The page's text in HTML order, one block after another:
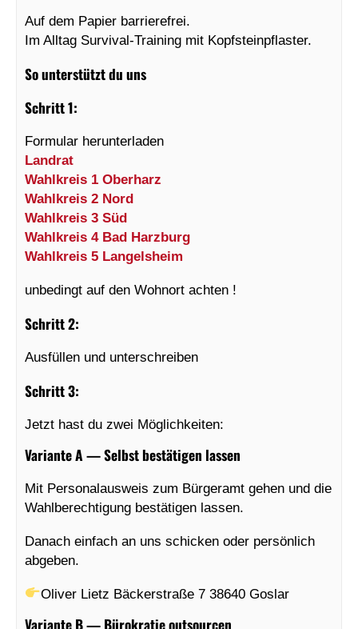
Auf dem Papier barrierefrei.
Im Alltag Survival-Training mit Kopfsteinpflaster.
So unterstützt du uns
Schritt 1:
Formular herunterladen
Landrat
Wahlkreis 1 Oberharz
Wahlkreis 2 Nord
Wahlkreis 3 Süd
Wahlkreis 4 Bad Harzburg
Wahlkreis 5 Langelsheim
unbedingt auf den Wohnort achten !
Schritt 2:
Ausfüllen und unterschreiben
Schritt 3:
Jetzt hast du zwei Möglichkeiten:
Variante A — Selbst bestätigen lassen
Mit Personalausweis zum Bürgeramt gehen und die
Wahlberechtigung bestätigen lassen.
Danach einfach an uns schicken oder persönlich
abgeben.
Oliver Lietz Bäckerstraße 7 38640 Goslar
Variante B — Bürokratie outsourcen